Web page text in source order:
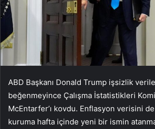
ABD Başkanı Donald Trump işsizlik
beğenmeyince Çalışma İstatistikleri
McEntarfer’ı kovdu. Enflasyon verisini
kuruma hafta içinde yeni bir ismin